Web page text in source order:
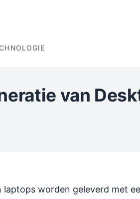
van
worden geleverd met